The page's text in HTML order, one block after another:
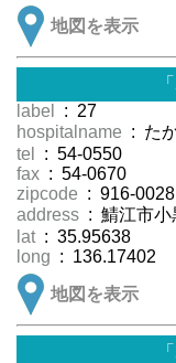
地図を表示
label
: 27
hospitalname : た
tel
: 54-0550
fax : 54-0670
zipcode : 916-0028
address : 鯖江市小
lat : 35.95638
long : 136.17402
地図を表示